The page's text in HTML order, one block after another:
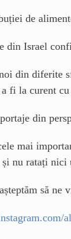
de
din Israel
din diferite
fi la curent
din
mai
și nu ratați
să ne